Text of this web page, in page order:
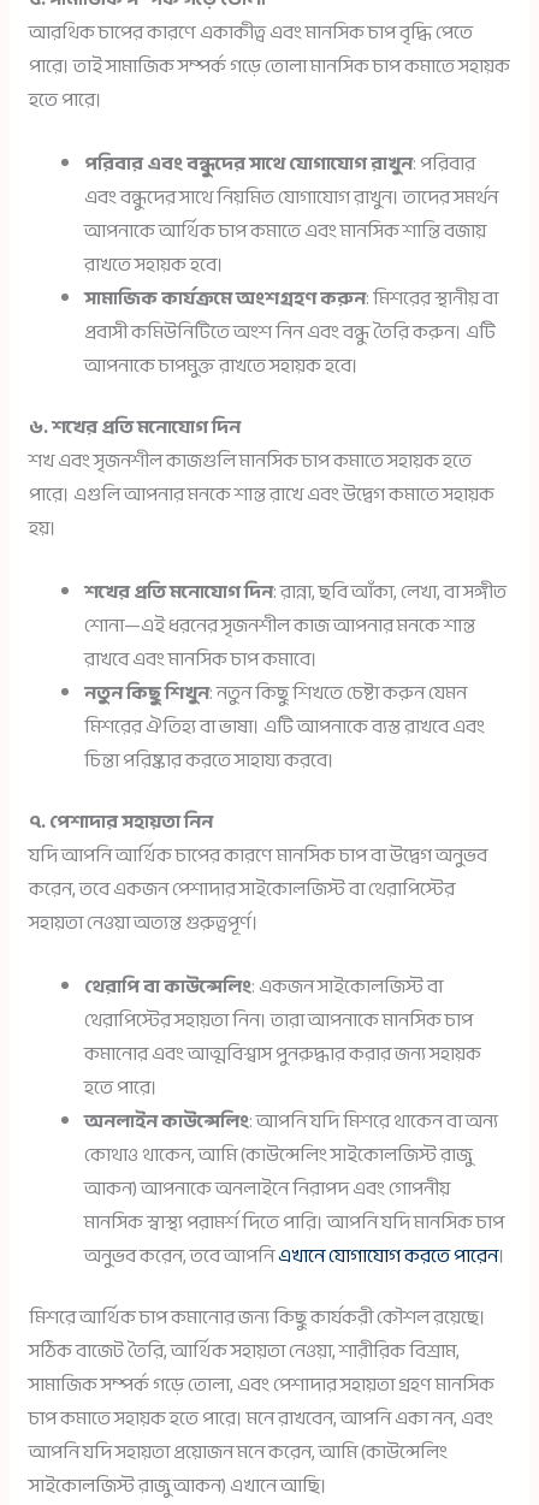
আরথিক চাপের কারণে একাকীত্ব এবং মানসিক চাপ বৃদ্ধি পেতে
পারে। তাই সামাজিক সম্পর্ক গড়ে তোলা মানসিক চাপ কমাতে সহায়ক
হতে পারে।
পরিবার এবং বন্ধুদের সাথে যোগাযোগ রাখুন: পরিবার
এবং বন্ধুদের সাথে নিয়মিত যোগাযোগ রাখুন। তাদের সমর্থন
আপনাকে আর্থিক চাপ কমাতে এবং মানসিক শান্তি বজায়
রাখতে সহায়ক হবে।
সামাজিক কার্যক্রমে অংশগ্রহণ করুন: মিশরের স্থানীয় বা
প্রবাসী কমিউনিটিতে অংশ নিন এবং বন্ধু তৈরি করুন। এটি
আপনাকে চাপমুক্ত রাখতে সহায়ক হবে।
৬. শখের প্রতি মনোযোগ দিন
শখ এবং সৃজনশীল কাজগুলি মানসিক চাপ কমাতে সহায়ক হতে
পারে। এগুলি আপনার মনকে শান্ত রাখে এবং উদ্বেগ কমাতে সহায়ক
হয়।
শখের প্রতি মনোযোগ দিন: রান্না, ছবি আঁকা, লেখা, বা সঙ্গীত
শোনা—এই ধরনের সৃজনশীল কাজ আপনার মনকে শান্ত
রাখবে এবং মানসিক চাপ কমাবে।
নতুন কিছু শিখুন: নতুন কিছু শিখতে চেষ্টা করুন যেমন
মিশরের ঐতিহ্য বা ভাষা। এটি আপনাকে ব্যস্ত রাখবে এবং
চিন্তা পরিষ্কার করতে সাহায্য করবে।
৭. পেশাদার সহায়তা নিন
যদি আপনি আর্থিক চাপের কারণে মানসিক চাপ বা উদ্বেগ অনুভব
করেন, তবে একজন পেশাদার সাইকোলজিস্ট বা থেরাপিস্টের
সহায়তা নেওয়া অত্যন্ত গুরুত্বপূর্ণ।
থেরাপি বা কাউন্সেলিং: একজন সাইকোলজিস্ট বা
থেরাপিস্টের সহায়তা নিন। তারা আপনাকে মানসিক চাপ
কমানোর এবং আত্মবিশ্বাস পুনরুদ্ধার করার জন্য সহায়ক
হতে পারে।
অনলাইন কাউন্সেলিং: আপনি যদি মিশরে থাকেন বা অন্য
কোথাও থাকেন, আমি (কাউন্সেলিং সাইকোলজিস্ট রাজু
আকন) আপনাকে অনলাইনে নিরাপদ এবং গোপনীয়
মানসিক স্বাস্থ্য পরামর্শ দিতে পারি। আপনি যদি মানসিক চাপ
অনুভব করেন, তবে আপনিএখানে যোগাযোগ করতে পারেন।
মিশরে আর্থিক চাপ কমানোর জন্য কিছু কার্যকরী কৌশল রয়েছে।
সঠিক বাজেট তৈরি, আর্থিক সহায়তা নেওয়া, শারীরিক বিশ্রাম,
সামাজিক সম্পর্ক গড়ে তোলা, এবং পেশাদার সহায়তা গ্রহণ মানসিক
চাপ কমাতে সহায়ক হতে পারে। মনে রাখবেন, আপনি একা নন, এবং
আপনি যদি সহায়তা প্রয়োজন মনে করেন, আমি (কাউন্সেলিং
সাইকোলজিস্ট রাজু আকন) এখানে আছি।